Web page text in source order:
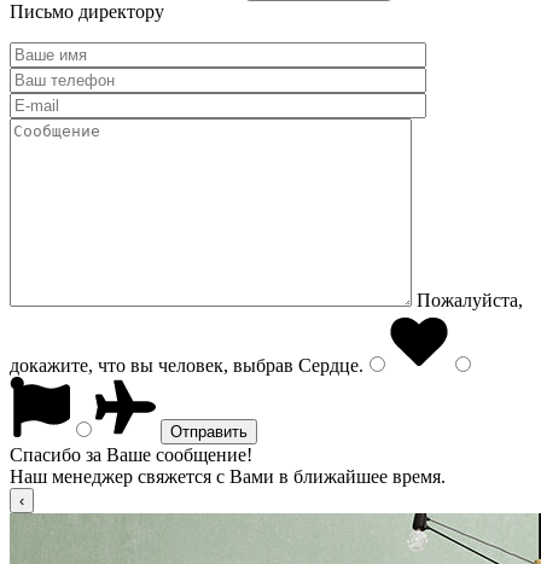
Письмо директору
Пожалуйста,
докажите, что вы человек, выбрав Сердце.
Спасибо за Ваше сообщение!
Наш менеджер свяжется с Вами в ближайшее время.